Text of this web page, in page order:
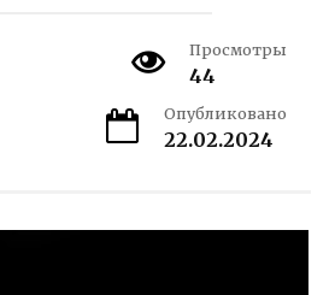
Просмотры
44
Опубликовано
22.02.2024